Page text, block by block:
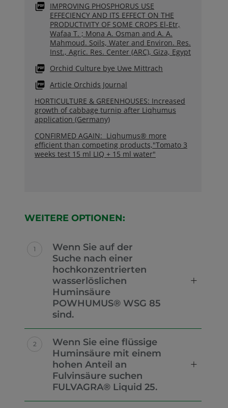
IMPROVING PHOSPHORUS USE
EFFECIENCY AND ITS EFFECT ON THE
PRODUCTIVITY OF SOME CROPS El-Etr,
Wafaa T. ; Mona A. Osman and A. A.
Mahmoud. Soils, Water and Environ. Res.
Inst., Agric. Res. Center (ARC), Giza, Egypt
Orchid Culture bye Uwe Mittrach
Article Orchids Journal
HORTICULTURE & GREENHOUSES: Increased
growth of cabbage turnip after Liqhumus
application (Germany)
CONFIRMED AGAIN: Liqhumus® more
efficient than competing products,"Tomato 3
weeks test 15 ml LIQ + 15 ml water"
WEITERE OPTIONEN:
Wenn Sie auf der
Suche nach einer
hochkonzentrierten
wasserlöslichen
Huminsäure
POWHUMUS® WSG 85
sind.
Wenn Sie eine flüssige
Huminsäure mit einem
hohen Anteil an
Fulvinsäure suchen
FULVAGRA® Liquid 25.